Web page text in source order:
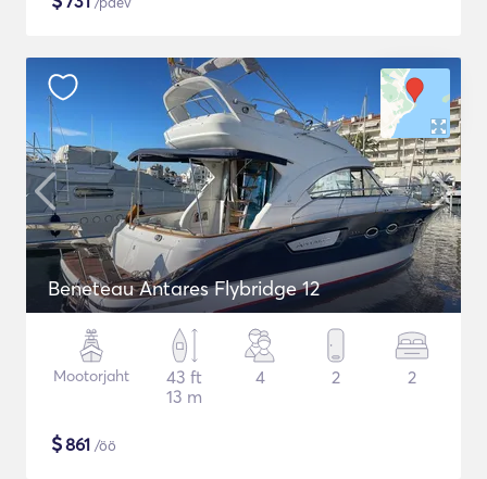
Beneteau Antares Flybridge 12
Mootorjaht
43 ft
13 m
4 2 2
$861 /öö